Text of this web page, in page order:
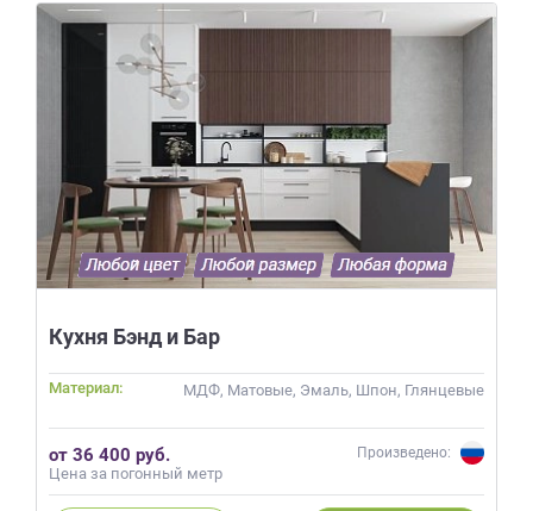
Кухня Бэнд и Бар
Материал: МДФ, Матовые, Эмаль, Шпон, Глянцевые
от 36 400 руб.
Цена за погонный метр
Произведено: